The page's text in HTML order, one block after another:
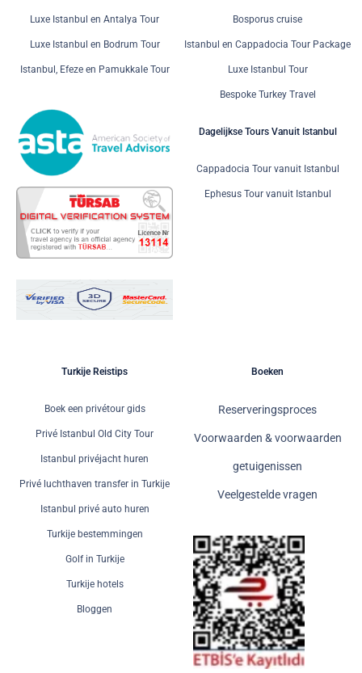
Luxe Istanbul en Antalya Tour
Luxe Istanbul en Bodrum Tour
Istanbul, Efeze en Pamukkale Tour
Bosporus cruise
Istanbul en Cappadocia Tour Package
Luxe Istanbul Tour
Bespoke Turkey Travel
Dagelijkse Tours Vanuit Istanbul
Cappadocia Tour vanuit Istanbul
Ephesus Tour vanuit Istanbul
Turkije Reistips
Boek een privétour gids
Privé Istanbul Old City Tour
Istanbul privéjacht huren
Privé luchthaven transfer in Turkije
Istanbul privé auto huren
Turkije bestemmingen
Golf in Turkije
Turkije hotels
Bloggen
Boeken
Reserveringsproces
Voorwaarden & voorwaarden
getuigenissen
Veelgestelde vragen